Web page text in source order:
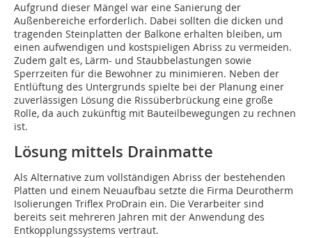
Aufgrund dieser Mängel war eine Sanierung der
Außenbereiche erforderlich. Dabei sollten die dicken und
tragenden Steinplatten der Balkone erhalten bleiben, um
einen aufwendigen und kostspieligen Abriss zu vermeiden.
Zudem galt es, Lärm- und Staubbelastungen sowie
Sperrzeiten für die Bewohner zu minimieren. Neben der
Entlüftung des Untergrunds spielte bei der Planung einer
zuverlässigen Lösung die Rissüberbrückung eine große
Rolle, da auch zukünftig mit Bauteilbewegungen zu rechnen
ist.
Lösung mittels Drainmatte
Als Alternative zum vollständigen Abriss der bestehenden
Platten und einem Neuaufbau setzte die Firma Deurotherm
Isolierungen Triflex ProDrain ein. Die Verarbeiter sind
bereits seit mehreren Jahren mit der Anwendung des
Entkopplungssystems vertraut.